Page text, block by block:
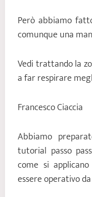
Però abbiamo
comunque una
Vedi trattando la
a far respirare
Francesco Ciaccia
Abbiamo
tutorial passo
come si
essere operativo da